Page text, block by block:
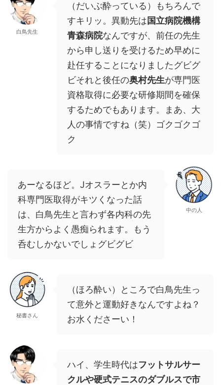
白鳥先生
（だいぶ酔っている）もちろんで
すキリッ。異動先は国立病院機構
青森病院なんですが、前任の先生
から申し送りを受けるため早めに
赴任することになりましたグビグ
ビそれと後任の奥村先生が専門医
資格取得に必要な研修期間を確保
するためでもあります。まあ、大
人の事情ですね（笑）ゴクゴクゴ
ク
あーなるほど。Jオスラーとか内
科専門医取得がキツくなった話
は、白鳥先生と言わず各内科の先
生方からよく愚痴られます。もう
呑むしかないでしょグビグビ
中の人
秘書さん
（ほろ酔い）ところで白鳥先生っ
て意外と運動好きなんですよね？
お水くださーい！
ハイ、学生時代はフットサルサー
クルや硬式テニスのダブルスで市